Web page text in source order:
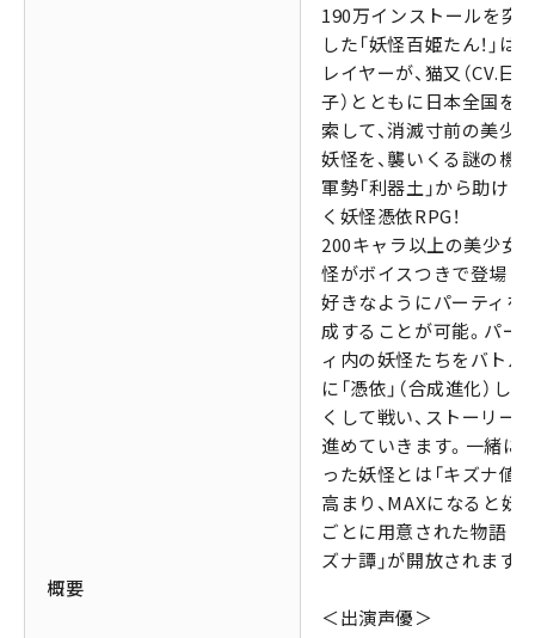
概要
190万インストールを突
した「妖怪百姫たん！」は、
レイヤーが、猫又（CV.日
子）とともに日本全国を
索して、消滅寸前の美少
妖怪を、襲いくる謎の機
軍勢「利器土」から助けて
く妖怪憑依RPG！
200キャラ以上の美少女
怪がボイスつきで登場し
好きなようにパーティを
成することが可能。パー
ィ内の妖怪たちをバトル
に「憑依」（合成進化）し
くして戦い、ストーリー
進めていきます。一緒に
った妖怪とは「キズナ値」
高まり、MAXになると妖
ごとに用意された物語「
ズナ譚」が開放されます。
＜出演声優＞